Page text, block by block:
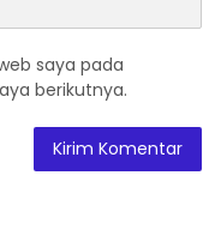
saya pada
berikutnya.